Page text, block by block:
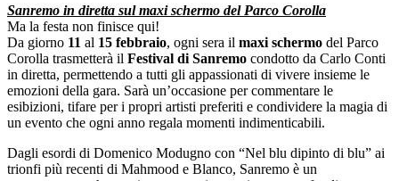
Sanremo in diretta sul maxi schermo del Parco Corolla
Ma la festa non finisce qui!
Da giorno 11 al 15 febbraio, ogni sera il maxi schermo del Parco
Corolla trasmetterà il Festival di Sanremo condotto da Carlo Conti
in diretta, permettendo a tutti gli appassionati di vivere insieme le
emozioni della gara. Sarà un’occasione per commentare le
esibizioni, tifare per i propri artisti preferiti e condividere la magia di
un evento che ogni anno regala momenti indimenticabili.
Dagli esordi di Domenico Modugno con “Nel blu dipinto di blu” ai
trionfi più recenti di Mahmood e Blanco, Sanremo è un